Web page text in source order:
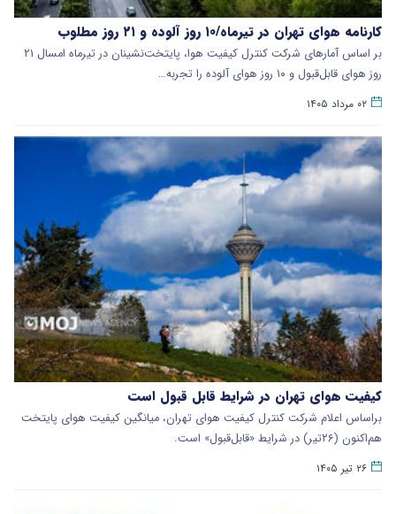
کارنامه هوای تهران در تیرماه/۱۰ روز آلوده و ۲۱ روز مطلوب
بر اساس آمارهای شرکت کنترل کیفیت هوا، پایتخت‌نشینان در تیرماه امسال ۲۱
روز هوای قابل‌قبول و ۱۰ روز هوای آلوده را تجربه…
۰۲ مرداد ۱۴۰۵
کیفیت هوای تهران در شرایط قابل‌ قبول است
براساس اعلام شرکت کنترل کیفیت هوای تهران، میانگین کیفیت هوای پایتخت
هم‌اکنون‌ (۲۶تیر) در شرایط «قابل‌قبول» است.
۲۶ تیر ۱۴۰۵